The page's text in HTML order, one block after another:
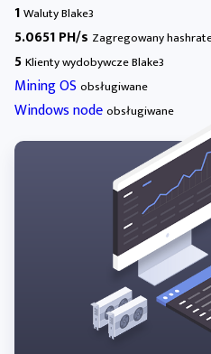
1Waluty Blake3
5.0651 PH/s Zagregowany
5Klienty wydobywcze Blake3
Mining OS obsługiwane
Windows nodeobsługiwane